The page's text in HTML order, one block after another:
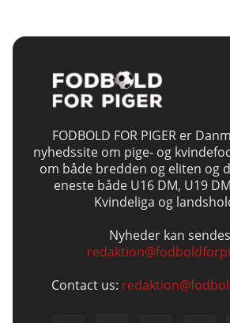
FODBOLD FOR PIGER er
nyhedssite om pige- og
om både bredden og eliten og
eneste både U16 DM, U19
Kvindeliga og
Nyheder kan
Contact us: